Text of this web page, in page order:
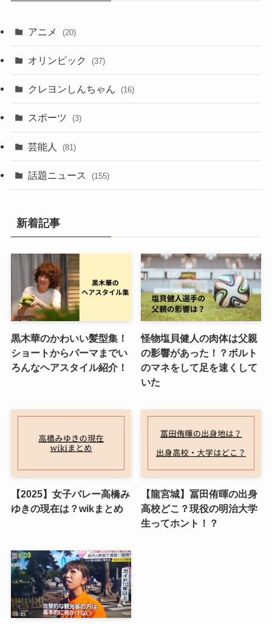
アニメ (20)
オリンピック (37)
クレヨンしんちゃん (16)
スポーツ (3)
芸能人 (81)
話題ニュース (155)
新着記事
黒木華のかわいい髪型集！
ショートからパーマまでい
ろんなヘアスタイル紹介！
怪物塩貝健人の肉体は父親
の影響があった！？ボルト
のマネをして足を速くして
いた
【2025】女子バレー高橋み
ゆきの現在は？wikまとめ
【龍宮城】冨田侑暉の出身
高校どこ？現役の明治大学
生ってホント！？